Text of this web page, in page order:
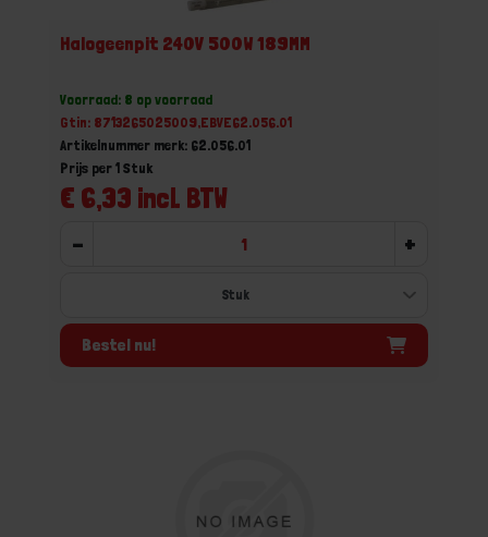
Halogeenpit 240V 500W 189MM
Voorraad: 8 op voorraad
Gtin: 8713265025009,EBVE62.056.01
Artikelnummer merk: 62.056.01
€ 6,33 incl. BTW
Prijs per 1 Stuk
- +
Bestel nu!